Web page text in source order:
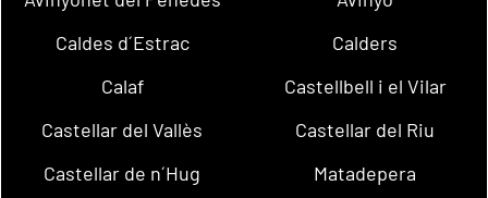
Caldes d´Estrac
Calders
Calaf
Castellbell i el Vilar
Castellar del Vallès
Castellar del Riu
Castellar de n´Hug
Matadepera